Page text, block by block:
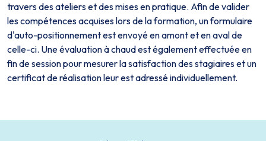
travers des ateliers et des mises en pratique. Afin de valider
les compétences acquises lors de la formation, un formulaire
d'auto-positionnement est envoyé en amont et en aval de
celle-ci. Une évaluation à chaud est également effectuée en
fin de session pour mesurer la satisfaction des stagiaires et un
certificat de réalisation leur est adressé individuellement.